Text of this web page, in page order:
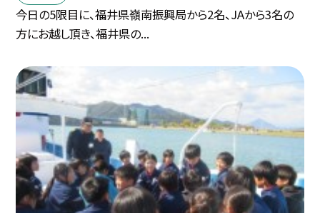
今日の5限目に、福井県嶺南振興局から2名、JAから3名の
方にお越し頂き、福井県の...